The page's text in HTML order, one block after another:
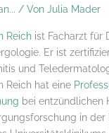
/ Von Julia Mader
Reich ist Facharzt für
Er ist
und
Reich hat eine
bei entzündlichen
in der